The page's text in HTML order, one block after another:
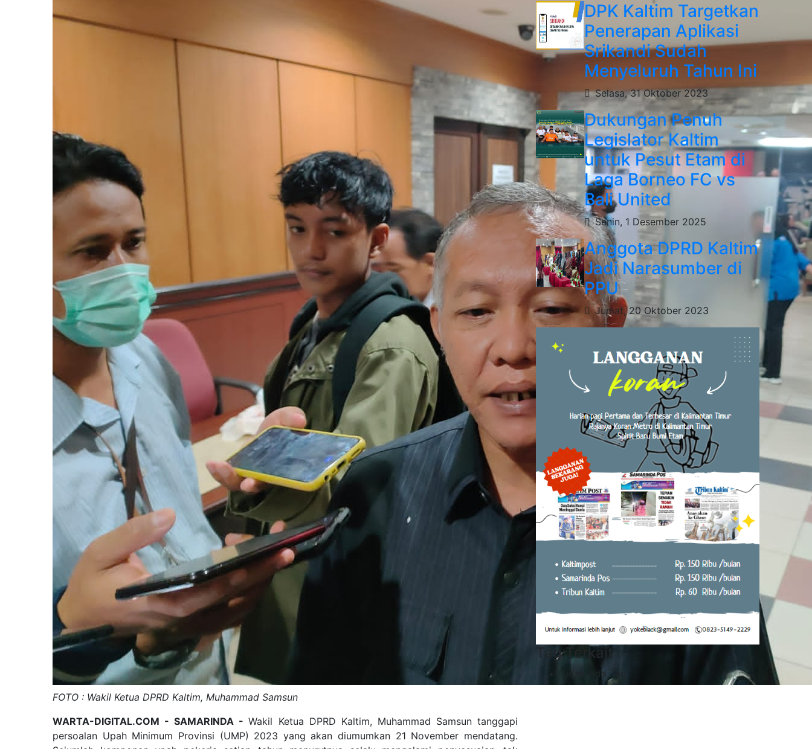
FOTO : Wakil Ketua DPRD Kaltim, Muhammad Samsun
WARTA-DIGITAL.COM - SAMARINDA -Wakil Ketua DPRD Kaltim, Muhammad Samsun tanggapi
persoalan Upah Minimum Provinsi (UMP) 2023 yang akan diumumkan 21 November mendatang.
DPK Kaltim Targetkan
Penerapan Aplikasi
Srikandi Sudah
Menyeluruh Tahun Ini
Selasa, 31 Oktober 2023
Dukungan Penuh
Legislator Kaltim
untuk Pesut Etam di
Laga Borneo FC vs
Bali United
Senin, 1 Desember 2025
Anggota DPRD Kaltim
Jadi Narasumber di
PPU
Jumat, 20 Oktober 2023
Tag Terkait
Tidak Ada Tag